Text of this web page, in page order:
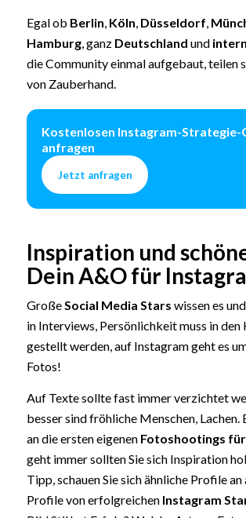
Egal ob Berlin, Köln, Düsseldorf,
Hamburg, ganz Deutschland und
die Community einmal aufgebaut, teilen
von Zauberhand.
Kostenlosen Instagram-Strategie-
anfragen
Jetzt anfragen
Inspiration und
Dein A&O für
GroßeSocial Media Stars wissen es
in Interviews, Persönlichkeit muss in
gestellt werden, auf Instagram geht es
Fotos!
Auf Texte sollte fast immer verzichtet
besser sind fröhliche Menschen, Lachen.
an die ersten eigenen Fotoshootings
geht immer sollten Sie sich Inspiration
Tipp, schauen Sie sich ähnliche Profile an
Profile von erfolgreichen Instagram